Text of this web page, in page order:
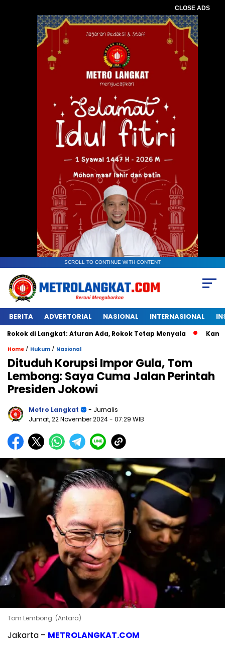
CLOSE ADS
SCROLL TO CONTINUE WITH CONTENT
BERITA ADVERTORIAL NASIONAL INTERNASIONAL
Langkat: Aturan Ada, Rokok Tetap Menyala Kantongan
Home / Hukum / Nasional
Dituduh Korupsi Impor Gula, Tom
Lembong: Saya Cuma Jalan Perintah
Presiden Jokowi
Metro Langkat
- Jurnalis
Jumat, 22 November 2024- 07:29 WIB
Tom Lembong. (Antara)
Jakarta – METROLANGKAT.COM